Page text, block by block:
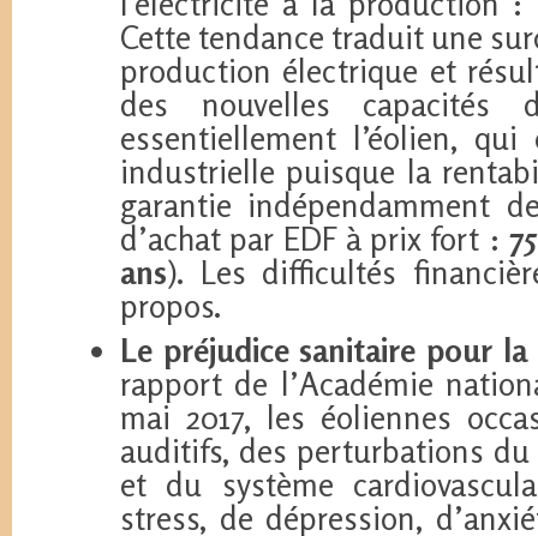
Cette tendance traduit une
production électrique et
des nouvelles capacités
essentiellement l’éolien,
industrielle puisque la
garantie indépendamment
d’achat par EDF à prix fort :
ans). Les difficultés
propos.
Le préjudice sanitaire pour
rapport de l’Académie
mai 2017, les éoliennes
auditifs, des perturbations
et du système
stress, de dépression,